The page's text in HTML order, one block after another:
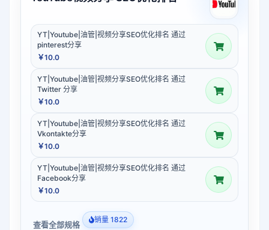
YT|Youtube|油管|视频分享SEO优化排名 通过
pinterest分享
￥10.0
YT|Youtube|油管|视频分享SEO优化排名 通过
Twitter 分享
￥10.0
YT|Youtube|油管|视频分享SEO优化排名 通过
Vkontakte分享
￥10.0
YT|Youtube|油管|视频分享SEO优化排名 通过
Facebook分享
￥10.0
查看全部规格 销量 1822